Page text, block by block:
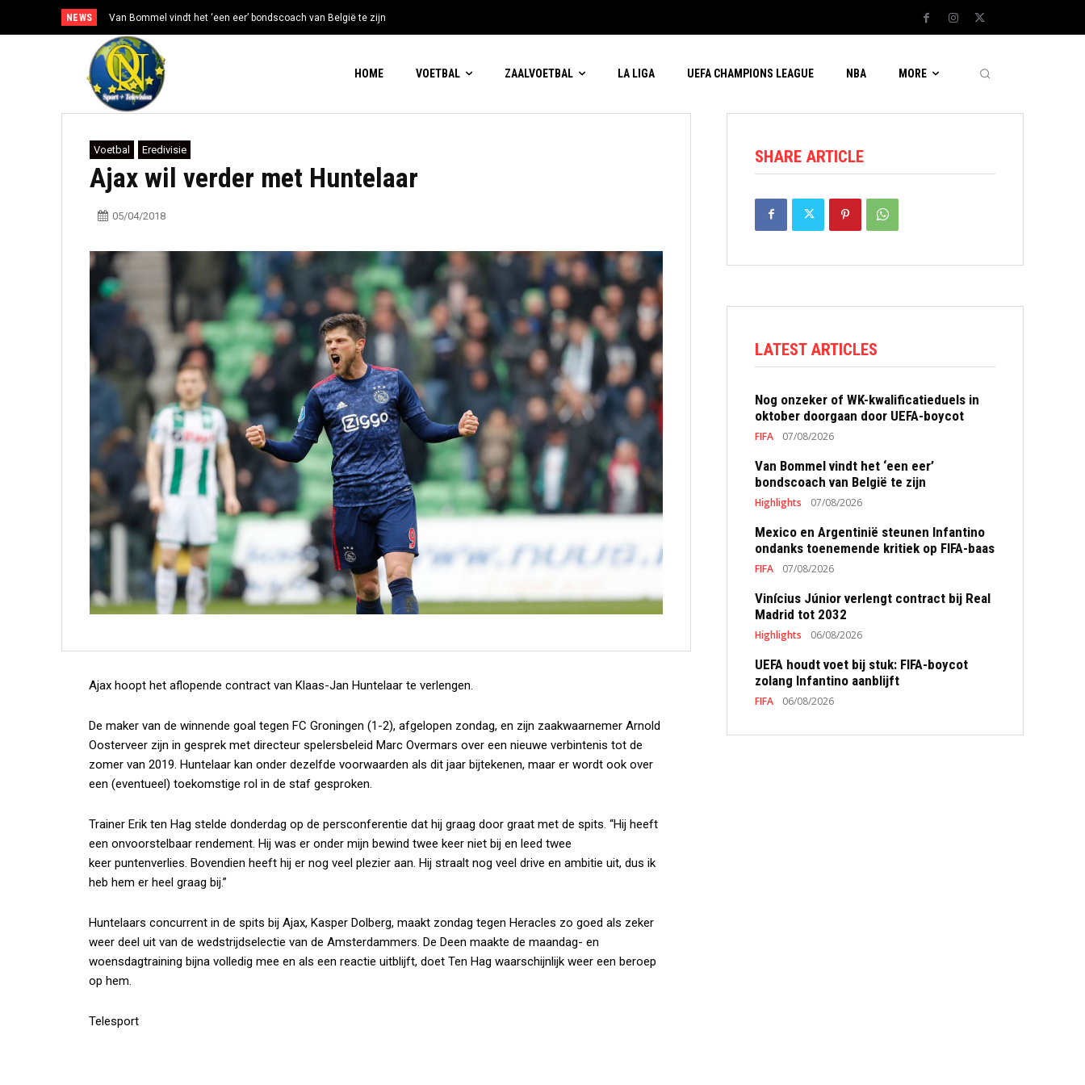
NEWS Van Bommel vindt het ‘een eer’ bondscoach van België te zijn
HOME VOETBAL ZAALVOETBAL LA LIGA UEFA CHAMPIONS LEAGUE NBA MORE
Voetbal Eredivisie
Ajax wil verder met Huntelaar
05/04/2018
Ajax hoopt het aflopende contract van Klaas-Jan Huntelaar te verlengen.
De maker van de winnende goal tegen FC Groningen (1-2), afgelopen zondag, en zijn zaakwaarnemer Arnold
Oosterveer zijn in gesprek met directeur spelersbeleid Marc Overmars over een nieuwe verbintenis tot de
zomer van 2019. Huntelaar kan onder dezelfde voorwaarden als dit jaar bijtekenen, maar er wordt ook over
een (eventueel) toekomstige rol in de staf gesproken.
Trainer Erik ten Hag stelde donderdag op de persconferentie dat hij graag door graat met de spits. “Hij heeft
een onvoorstelbaar rendement. Hij was er onder mijn bewind twee keer niet bij en leed twee
keer puntenverlies. Bovendien heeft hij er nog veel plezier aan. Hij straalt nog veel drive en ambitie uit, dus ik
heb hem er heel graag bij.”
Huntelaars concurrent in de spits bij Ajax, Kasper Dolberg, maakt zondag tegen Heracles zo goed als zeker
weer deel uit van de wedstrijdselectie van de Amsterdammers. De Deen maakte de maandag- en
woensdagtraining bijna volledig mee en als een reactie uitblijft, doet Ten Hag waarschijnlijk weer een beroep
op hem.
Telesport
SHARE ARTICLE
LATEST ARTICLES
Nog onzeker of WK-kwalificatieduels in
oktober doorgaan door UEFA-boycot
FIFA 07/08/2026
Van Bommel vindt het ‘een eer’
bondscoach van België te zijn
Highlights 07/08/2026
Mexico en Argentinië steunen Infantino
ondanks toenemende kritiek op FIFA-baas
FIFA 07/08/2026
Vinícius Júnior verlengt contract bij Real
Madrid tot 2032
Highlights 06/08/2026
UEFA houdt voet bij stuk: FIFA-boycot
zolang Infantino aanblijft
FIFA 06/08/2026